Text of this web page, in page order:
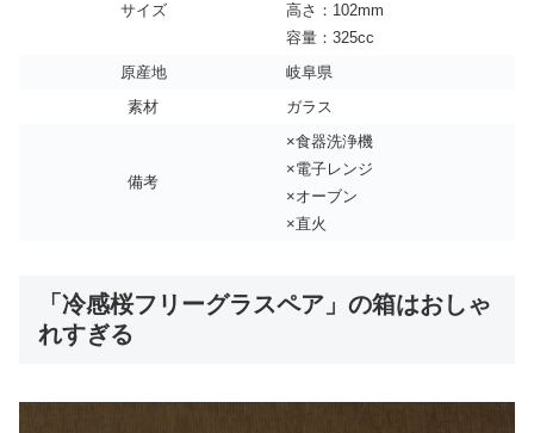
サイズ
高さ：102mm
容量：325cc
原産地
岐阜県
素材
ガラス
備考
×食器洗浄機
×電子レンジ
×オーブン
×直火
「冷感桜フリーグラスペア」の箱はおしゃ
れすぎる